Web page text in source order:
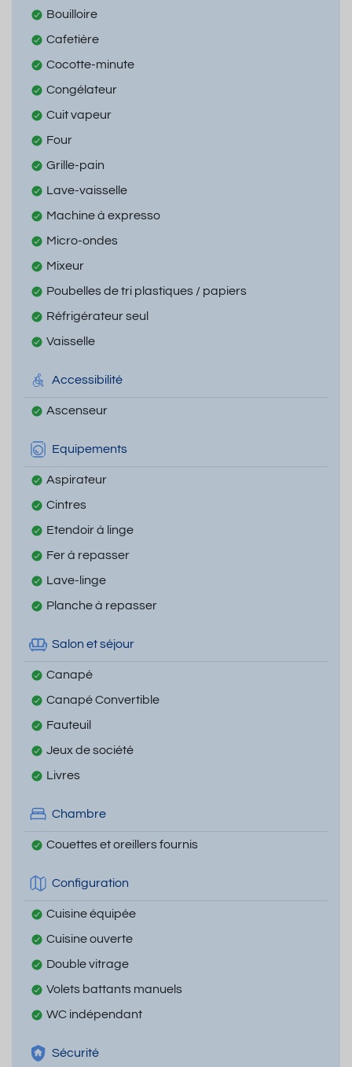
Bouilloire
Cafetière
Cocotte-minute
Congélateur
Cuit vapeur
Four
Grille-pain
Lave-vaisselle
Machine à expresso
Micro-ondes
Mixeur
Poubelles de tri plastiques / papiers
Réfrigérateur seul
Vaisselle
Accessibilité
Ascenseur
Equipements
Aspirateur
Cintres
Etendoir à linge
Fer à repasser
Lave-linge
Planche à repasser
Salon et séjour
Canapé
Canapé Convertible
Fauteuil
Jeux de société
Livres
Chambre
Couettes et oreillers fournis
Configuration
Cuisine équipée
Cuisine ouverte
Double vitrage
Volets battants manuels
WC indépendant
Sécurité